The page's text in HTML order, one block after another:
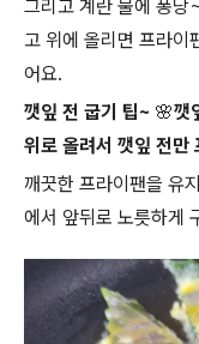
그리고 계란 물에 퐁당
고 위에 올리면 프라이
어요.
깻잎 전 굽기 팁~ 🌸깻
위로 올려서 깻잎 전만
깨끗한 프라이팬을 유
에서 앞뒤로 노릇하게